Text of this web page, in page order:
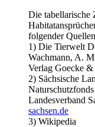
Die tabellarische
folgender
1) Die Tierwelt
Wachmann, A.
Verlag Goecke
2) Sächsische
Landesverband
sachsen.de
3) Wikipedia